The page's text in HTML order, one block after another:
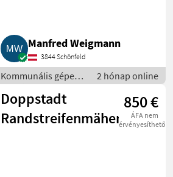
Manfred Weigmann
3844 Schönfeld
Kommunális gépek /
Rézsűkasza
2 hónap online
Doppstadt
Randstreifenmäher
850 €
ÁFA nem
érvényesíthető